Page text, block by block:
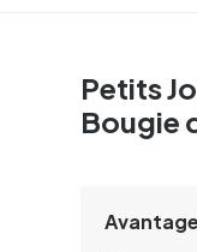
Petits
Bougie